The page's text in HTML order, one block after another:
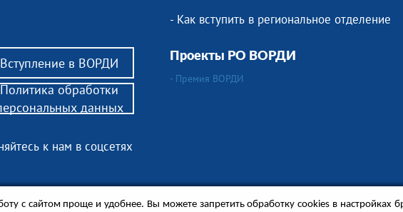
Вступление в ВОРДИ
18+, нуждающихся в сопровождении.
- Как вступить в региональное отделение
Проекты РО ВОРДИ
- Премия ВОРДИ
к нам в соцсетях
Политика обработки
данных
с сайтом проще и удобнее. Вы можете запретить обработку сookies в настройках